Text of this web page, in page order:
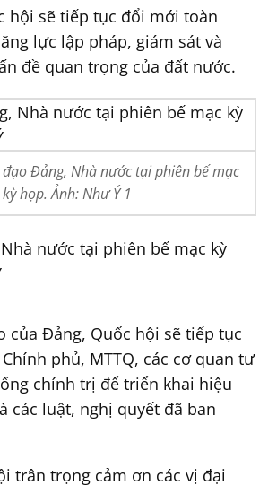
hội sẽ tiếp tục đổi mới toàn
lực lập pháp, giám sát và
đề quan trọng của đất nước.
đạo Đảng, Nhà nước tại phiên bế mạc
kỳ họp. Ảnh: Như Ý 1
nước tại phiên bế mạc kỳ
của Đảng, Quốc hội sẽ tiếp tục
phủ, MTTQ, các cơ quan tư
chính trị để triển khai hiệu
các luật, nghị quyết đã ban
trân trọng cảm ơn các vị đại